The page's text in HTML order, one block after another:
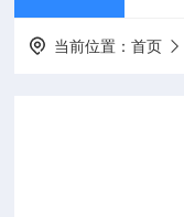
当前位置：首页